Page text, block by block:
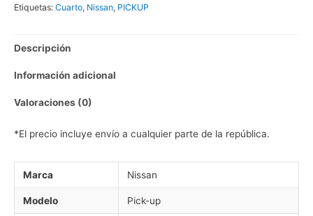
2008
GRIS
Etiquetas: Cuarto, Nissan, PICKUP
Descripción
Información adicional
Valoraciones (0)
*El precio incluye envío a cualquier parte de la república.
Marca Nissan
Modelo Pick-up